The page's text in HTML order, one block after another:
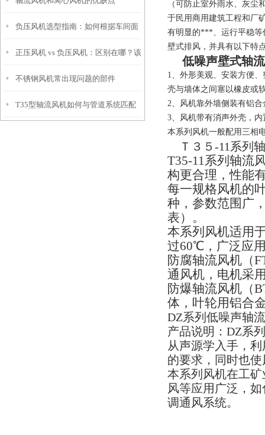
负压风机选型指南：如何根据车间面
积与工艺需求匹配风量与风压
正压风机 vs 负压风机：区别在哪？该
怎么选？
不锈钢风机常出现问题的部件
T35型轴流风机如何与管道系统匹配
（可防止室外雨水、灰
于民用商用建筑工程和厂
有明显的***、运行平稳
壁式排风，并具有以下特
低噪声壁式轴
1、外形美观、安装方便
壳与墙体之间塞以橡皮
2、风机靠外墙侧装有铝
3、风机带有消声外壳，
本系列风机一般配用三相
Ｔ３５ -11 系列
T35-11系列轴流
构更合理，性能
每一规格风机的
种，参数范围广
表）。
本系列风机适用
过60℃，广泛应
防腐轴流风机（
通风机，电机采
防爆轴流风机（
体，叶轮用铝合
DZ系列低噪声
产品说明： DZ系
从声源学入手，
的要求，同时也
本系列风机在工
风等应用广泛，
调通风系统。